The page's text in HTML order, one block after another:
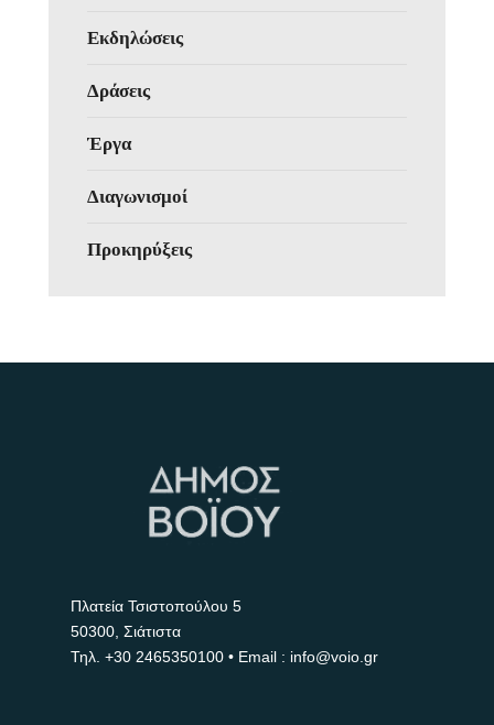
Εκδηλώσεις
Δράσεις
Έργα
Διαγωνισμοί
Προκηρύξεις
Πλατεία Τσιστοπούλου 5
50300, Σιάτιστα
Τηλ. +30 2465350100 • Email : info@voio.gr